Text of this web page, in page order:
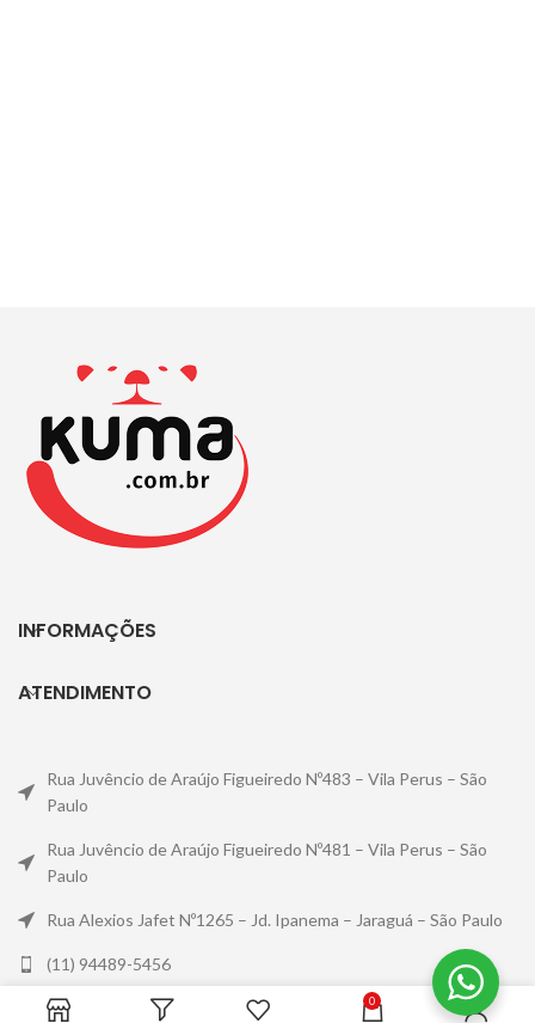
INFORMAÇÕES
ATENDIMENTO
Rua Juvêncio de Araújo Figueiredo Nº483 – Vila Perus – São
Paulo
Rua Juvêncio de Araújo Figueiredo Nº481 – Vila Perus – São
Paulo
Rua Alexios Jafet Nº1265 – Jd. Ipanema – Jaraguá – São Paulo
(11) 94489-5456
contato@kuma.com.br 0